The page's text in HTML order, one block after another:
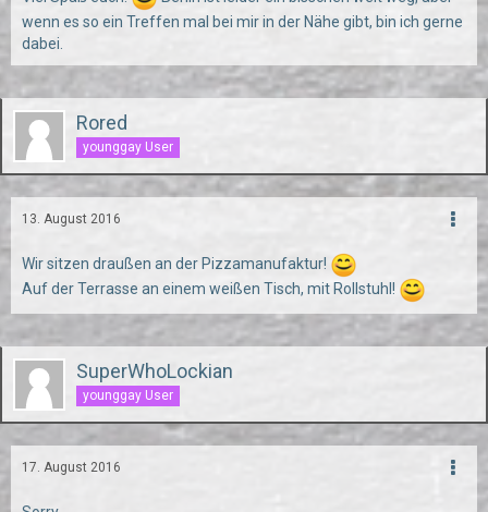
wenn es so ein Treffen mal bei mir in der Nähe gibt, bin ich gerne
dabei.
Rored
younggay User
13. August 2016
Wir sitzen draußen an der Pizzamanufaktur!
Auf der Terrasse an einem weißen Tisch, mit Rollstuhl!
SuperWhoLockian
younggay User
17. August 2016